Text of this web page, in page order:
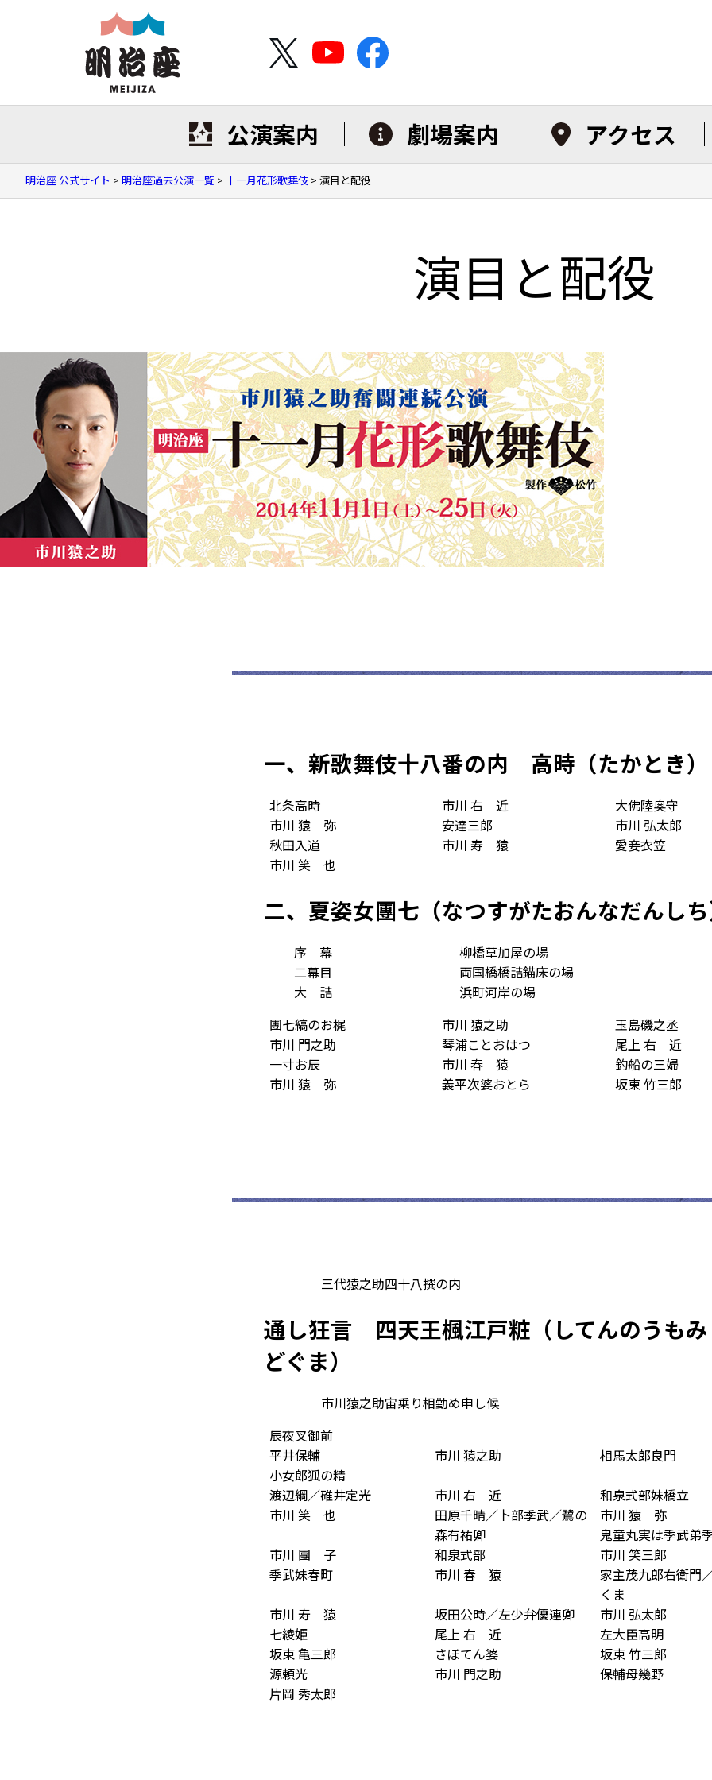
公演案内 劇場案内 アクセス
明治座 公式サイト > 明治座過去公演一覧 > 十一月花形歌舞伎 > 演目と配役
演目と配役
一、新歌舞伎十八番の内 高時 （たかとき）
北条高時 市川 右 近
大佛陸奥守
市川 猿
弥 安達三郎
市川 弘太郎
秋田入道
市川 寿 猿
愛妾衣笠
市川 笑
也
二、夏姿女團七 （なつすがたおんなだんし
序 幕
柳橋草加屋の場
二幕目
両国橋橋詰錨床の場
大
詰
浜町河岸の場
團七縞のお梶
市川 猿之助
玉島磯之丞
市川 門之助
琴浦ことおはつ 尾上 右
近
一寸お辰
市川 春 猿
釣船の三婦
市川 猿
弥 義平次婆おとら 坂東 竹三郎
三代猿之助四十八撰の内
通し狂言 四天王楓江戸粧 （してんのうも
どぐま）
市川猿之助宙乗り相勤め申し候
辰夜叉御前
平井保輔
市川 猿之助
相馬太郎良門
小女郎狐の精
渡辺綱／碓井定光
市川 右 近
和泉式部妹橋立
市川 笑
也
田原千晴／卜部季武／鷺の
森有祐卿
市川 猿
弥
鬼童丸実は季武弟
市川 團
子 和泉式部
市川 笑三郎
季武妹春町
市川 春 猿
家主茂九郎右衛門
くま
市川 寿
猿 坂田公時／左少弁優連卿
市川 弘太郎
七綾姫
尾上 右 近
左大臣高明
坂東 亀三郎
さぼてん婆
坂東 竹三郎
源頼光
市川 門之助
保輔母幾野
片岡 秀太郎